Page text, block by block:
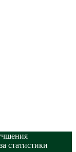
статистики